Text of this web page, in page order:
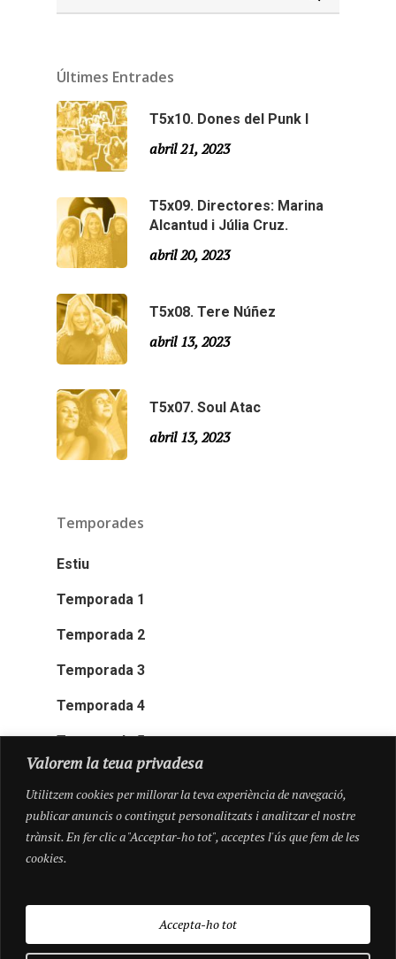
Valorem la teua privadesa
Utilitzem cookies per millorar la teva experiència de navegació,
publicar anuncis o contingut personalitzats i analitzar el nostre
trànsit. En fer clic a "Acceptar-ho tot", acceptes l'ús que fem de les
cookies.
Accepta-ho tot
Últimes Entrades
T5x10. Dones del Punk I
abril 21, 2023
T5x09. Directores: Marina
Alcantud i Júlia Cruz.
abril 20, 2023
T5x08. Tere Núñez
abril 13, 2023
T5x07. Soul Atac
abril 13, 2023
Temporades
Estiu
Temporada 1
Temporada 2
Temporada 3
Temporada 4
Temporada 5
Temporades
Especial Estiu
Temporada 4
Temporada 2
Agraïments
Monty Peiró